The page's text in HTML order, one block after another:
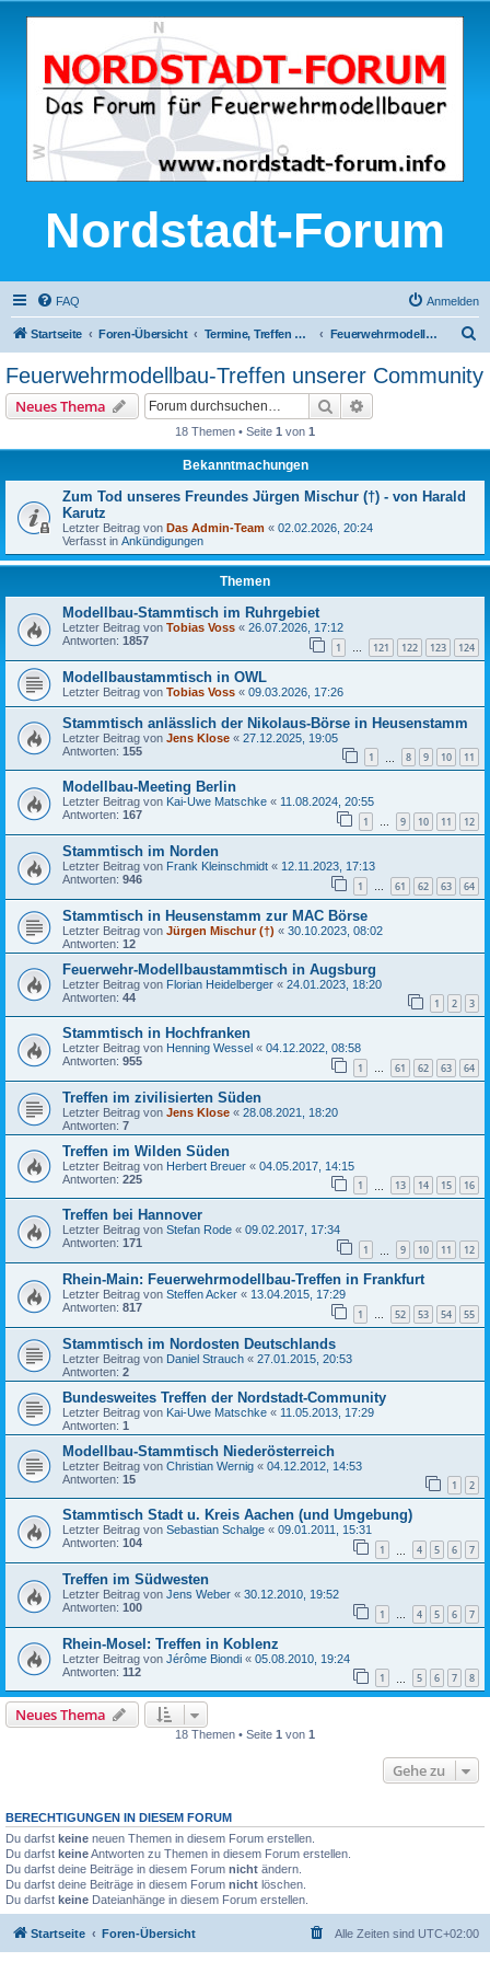
Nordstadt-Forum
FAQ Anmelden
Startseite Foren-Übersicht Termine, Treffen und Ausstellungen Feuerwehrmodellbau-Treffen unserer Community
c
Feuerwehrmodellbau-Treffen unserer Community
Neues Thema Suche
18 Themen • Seite 1 von 1
Bekanntmachungen
Zum Tod unseres Freundes Jürgen Mischur (†) - von Harald
Karutz
Letzter Beitrag von Das Admin-Team « 02.02.2026, 20:24
Verfasst in Ankündigungen
Themen
Modellbau-Stammtisch im Ruhrgebiet
Letzter Beitrag von Tobias Voss « 26.07.2026, 17:12
Antworten: 1857 1 … 121 122 123 124
Modellbaustammtisch in OWL
Letzter Beitrag von Tobias Voss « 09.03.2026, 17:26
Stammtisch anlässlich der Nikolaus-Börse in Heusenstamm
Letzter Beitrag von Jens Klose « 27.12.2025, 19:05
Antworten: 155 1 8 9 10 11
Modellbau-Meeting Berlin
Letzter Beitrag von Kai-Uwe Matschke « 11.08.2024, 20:55
Antworten: 167 1 … 9 10 11 12
Stammtisch im Norden
Letzter Beitrag von Frank Kleinschmidt « 12.11.2023, 17:13
Antworten: 946 1 … 61 62 63 64
Stammtisch in Heusenstamm zur MAC Börse
Letzter Beitrag von Jürgen Mischur (†) « 30.10.2023, 08:02
Antworten: 12
Feuerwehr-Modellbaustammtisch in Augsburg
Letzter Beitrag von Florian Heidelberger « 24.01.2023, 18:20
Antworten: 44 1 2 3
Stammtisch in Hochfranken
Letzter Beitrag von Henning Wessel « 04.12.2022, 08:58
Antworten: 955 1 … 61 62 63 64
Treffen im zivilisierten Süden
Letzter Beitrag von Jens Klose « 28.08.2021, 18:20
Antworten: 7
Treffen im Wilden Süden
Letzter Beitrag von Herbert Breuer « 04.05.2017, 14:15
Antworten: 225 1 13 14 15 16
Treffen bei Hannover
Letzter Beitrag von Stefan Rode « 09.02.2017, 17:34
Antworten: 171 1 9 10 11 12
Rhein-Main: Feuerwehrmodellbau-Treffen in Frankfurt
Letzter Beitrag von Steffen Acker « 13.04.2015, 17:29
Antworten: 817 1 … 52 53 54 55
Stammtisch im Nordosten Deutschlands
Letzter Beitrag von Daniel Strauch « 27.01.2015, 20:53
Antworten: 2
Bundesweites Treffen der Nordstadt-Community
Letzter Beitrag von Kai-Uwe Matschke « 11.05.2013, 17:29
Antworten: 1
Modellbau-Stammtisch Niederösterreich
Letzter Beitrag von Christian Wernig « 04.12.2012, 14:53
Antworten: 15 1 2
Stammtisch Stadt u. Kreis Aachen (und Umgebung)
Letzter Beitrag von Sebastian Schalge « 09.01.2011, 15:31
Antworten: 104 1 4 5 6 7
Treffen im Südwesten
Letzter Beitrag von Jens Weber « 30.12.2010, 19:52
Antworten: 100 1 … 4 5 6 7
Rhein-Mosel: Treffen in Koblenz
Letzter Beitrag von Jérôme Biondi « 05.08.2010, 19:24
Antworten: 112 1 5 6 7 8
Neues Thema
18 Themen • Seite 1 von 1
Gehe zu
BERECHTIGUNGEN IN DIESEM FORUM
Du darfst keine neuen Themen in diesem Forum erstellen.
Du darfst keineAntworten zu Themen in diesem Forum erstellen.
Du darfst deine Beiträge in diesem Forum nicht ändern.
Du darfst deine Beiträge in diesem Forum nicht löschen.
Du darfst keine Dateianhänge in diesem Forum erstellen.
Startseite Foren-Übersicht Alle Zeiten sind UTC+02:00